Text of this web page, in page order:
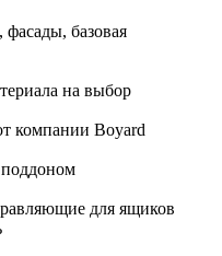
базовая
на выбор
компании Boyard
для ящиков